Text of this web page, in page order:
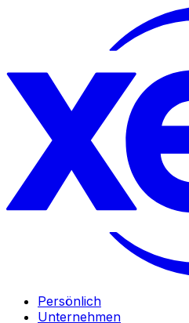
Persönlich
Unternehmen